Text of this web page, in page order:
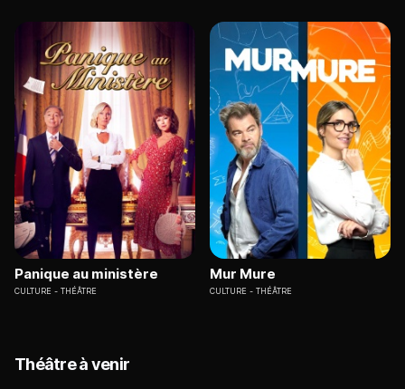
Panique au ministère
CULTURE THÉÂTRE
Mur Mure
CULTURE THÉÂTRE
Théâtre à venir